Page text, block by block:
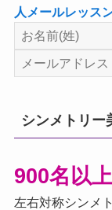
人メールレッス
シンメトリ
900名以上
左右対称シンメ